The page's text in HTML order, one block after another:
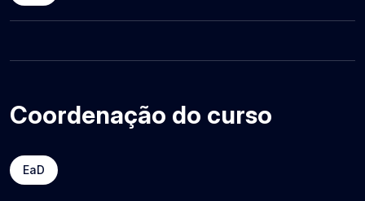
Coordenação do curso
EaD